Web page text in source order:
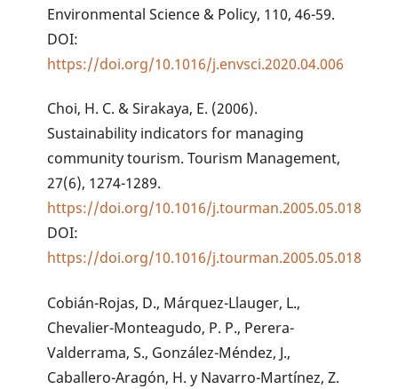
Environmental Science & Policy, 110, 46-59.
DOI:
https://doi.org/10.1016/j.envsci.2020.04.006
Choi, H. C. & Sirakaya, E. (2006).
Sustainability indicators for managing
community tourism. Tourism Management,
27(6), 1274-1289.
https://doi.org/10.1016/j.tourman.2005.05.018
DOI:
https://doi.org/10.1016/j.tourman.2005.05.018
Cobián-Rojas, D., Márquez-Llauger, L.,
Chevalier-Monteagudo, P. P., Perera-
Valderrama, S., González-Méndez, J.,
Caballero-Aragón, H. y Navarro-Martínez, Z.